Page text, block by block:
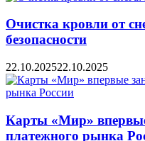
Очистка кровли от
безопасности
22.10.202522.10.2025
Карты «Мир»
платежного рынка